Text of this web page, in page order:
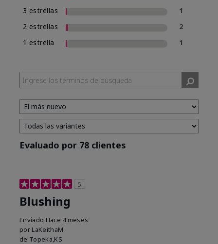
3 estrellas
1
2 estrellas
2
1 estrella
1
Evaluado por 78 clientes
5
Blushing
Enviado Hace 4 meses
por LaKeithaM
de Topeka,KS